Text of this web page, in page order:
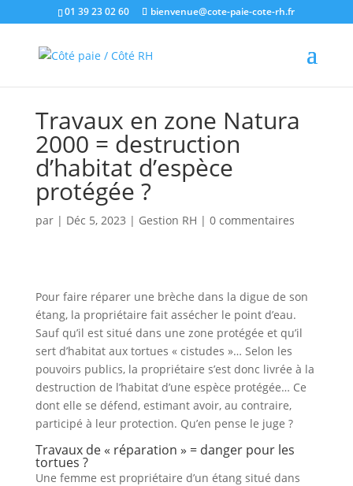
01 39 23 02 60 bienvenue@cote-paie-cote-rh.fr
Travaux en zone Natura
2000 = destruction
d’habitat d’espèce
protégée ?
par | Déc 5, 2023 | Gestion RH | 0 commentaires
Pour faire réparer une brèche dans la digue de son
étang, la propriétaire fait assécher le point d’eau.
Sauf qu’il est situé dans une zone protégée et qu’il
sert d’habitat aux tortues « cistudes »… Selon les
pouvoirs publics, la propriétaire s’est donc livrée à la
destruction de l’habitat d’une espèce protégée… Ce
dont elle se défend, estimant avoir, au contraire,
participé à leur protection. Qu’en pense le juge ?
Travaux de « réparation » = danger pour les
tortues ?
Une femme est propriétaire d’un étang situé dans